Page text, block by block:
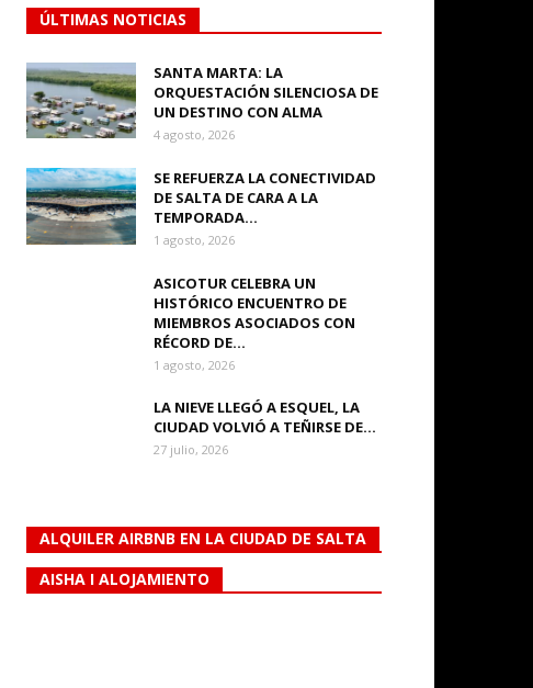
ÚLTIMAS NOTICIAS
SANTA MARTA: LA
ORQUESTACIÓN SILENCIOSA DE
UN DESTINO CON ALMA
4 agosto, 2026
SE REFUERZA LA CONECTIVIDAD
DE SALTA DE CARA A LA
TEMPORADA...
1 agosto, 2026
ASICOTUR CELEBRA UN
HISTÓRICO ENCUENTRO DE
MIEMBROS ASOCIADOS CON
RÉCORD DE...
1 agosto, 2026
LA NIEVE LLEGÓ A ESQUEL, LA
CIUDAD VOLVIÓ A TEÑIRSE DE...
27 julio, 2026
ALQUILER AIRBNB EN LA CIUDAD DE SALTA
AISHA I ALOJAMIENTO